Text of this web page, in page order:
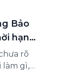
Bảo
hạn
rõ
làm gì,